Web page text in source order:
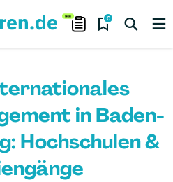
0
in Baden-
Hochschulen &